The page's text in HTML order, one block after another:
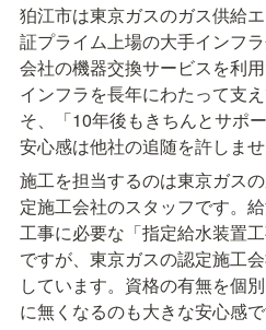
狛江市は東京ガスのガス供給
証プライム上場の大手インフ
会社の機器交換サービスを利
インフラを長年にわたって支
そ、「10年後もきちんとサポ
安心感は他社の追随を許しませ
施工を担当するのは東京ガス
定施工会社のスタッフです。
工事に必要な「指定給水装置
ですが、東京ガスの認定施工
しています。資格の有無を個
に無くなるのも大きな安心感で